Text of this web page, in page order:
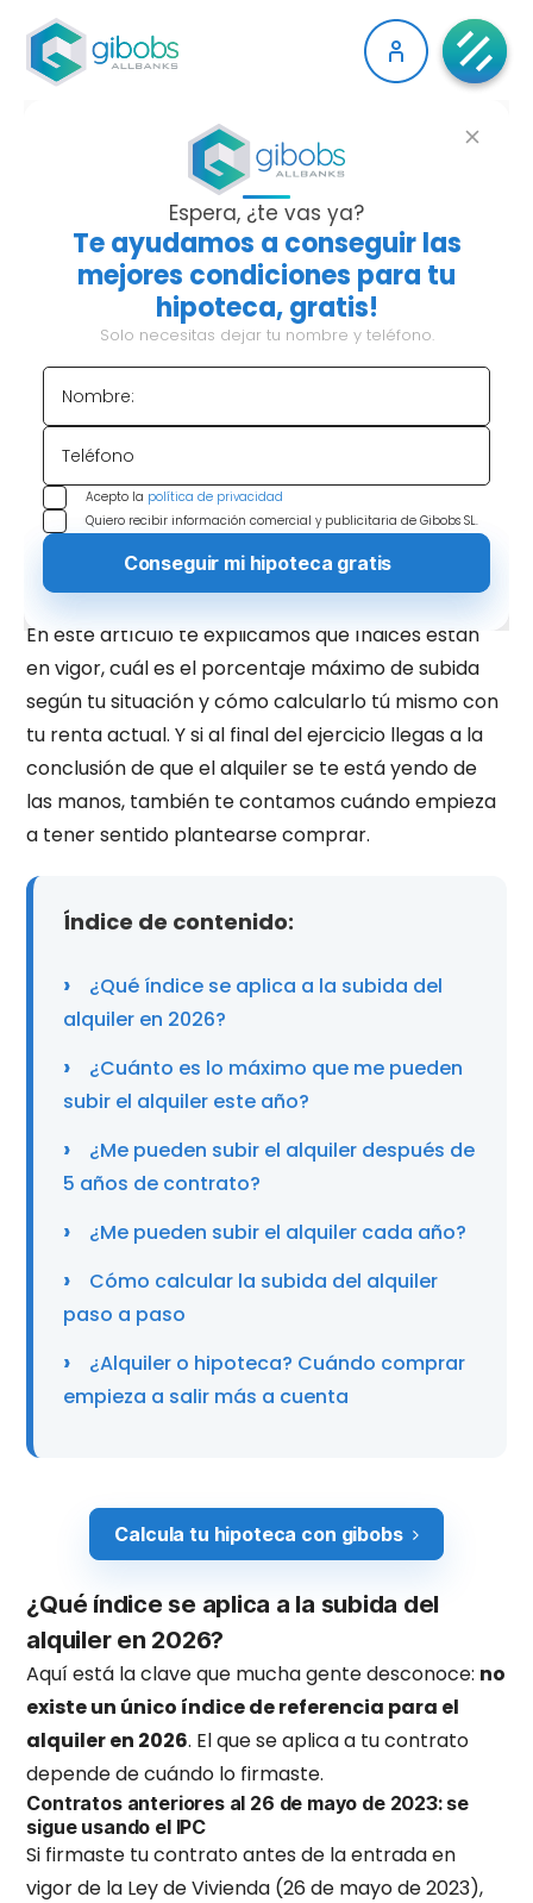
Espera, ¿te vas ya?
Te ayudamos a conseguir las
mejores condiciones para tu
hipoteca, gratis!
Solo necesitas dejar tu nombre y teléfono.
Nombre:
Teléfono
Acepto la política de privacidad
Quiero recibir información comercial y publicitaria de Gibobs SL.
¿CUÁNTO PUEDEN
SUBIRTE EL ALQUILER?
LÍMITES, ÍNDICES Y
CÓMO CALCULARLO
Si te toca renovar contrato este año y tu casero
ya te ha avisado de que va a subir el precio, tienes
todo el derecho a saber exactamente cuánto
puede hacerlo. Y spoiler: no puede subir lo que
quiera.En 2026 existen límites legales claros
que dependen de cuándo firmaste tu contrato
del índice que se aplique y de si vives en una zona
declarada tensionada.
En este artículo te explicamos qué índices están
en vigor, cuál es el porcentaje máximo de subida
según tu situación y cómo calcularlo tú mismo con
tu renta actual. Y si al final del ejercicio llegas a la
conclusión de que el alquiler se te está yendo de
las manos, también te contamos cuándo empieza
a tener sentido plantearse comprar.
Índice de contenido:
¿Qué índice se aplica a la subida del
alquiler en 2026?
¿Cuánto es lo máximo que me pueden
subir el alquiler este año?
¿Me pueden subir el alquiler después de
5 años de contrato?
¿Me pueden subir el alquiler cada año?
Cómo calcular la subida del alquiler
paso a paso
¿Alquiler o hipoteca? Cuándo comprar
empieza a salir más a cuenta
Calcula tu hipoteca con gibobs
¿Qué índice se aplica a la subida del
alquiler en 2026?
Aquí está la clave que mucha gente desconoce: no
existe un único índice de referencia para el
alquiler en 2026. El que se aplica a tu contrato
depende de cuándo lo firmaste.
Contratos anteriores al 26 de mayo de 2023: se
sigue usando el IPC
Si firmaste tu contrato antes de la entrada en
vigor de la Ley de Vivienda (26 de mayo de 2023),